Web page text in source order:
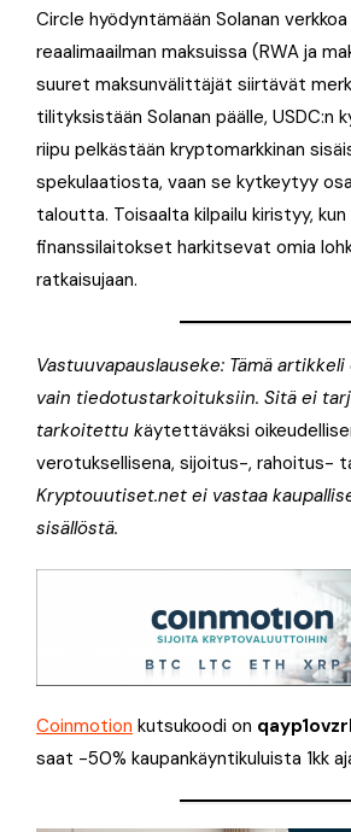
Circle hyödyntämään Solanan
reaalimaailman maksuissa (RWA ja
suuret maksunvälittäjät siirtävät
tilityksistään Solanan päälle, USDC:n
riipu pelkästään kryptomarkkinan
spekulaatiosta, vaan se kytkeytyy
taloutta. Toisaalta kilpailu kiristyy,
finanssilaitokset harkitsevat omia
ratkaisujaan.
Vastuuvapauslauseke: Tämä
vain tiedotustarkoituksiin. Sitä ei
tarkoitettu käytettäväksi
verotuksellisena, sijoitus-, rahoitus-
Kryptouutiset.net ei vastaa
sisällöstä.
Coinmotion kutsukoodi on
saat -50% kaupankäyntikuluista 1kk